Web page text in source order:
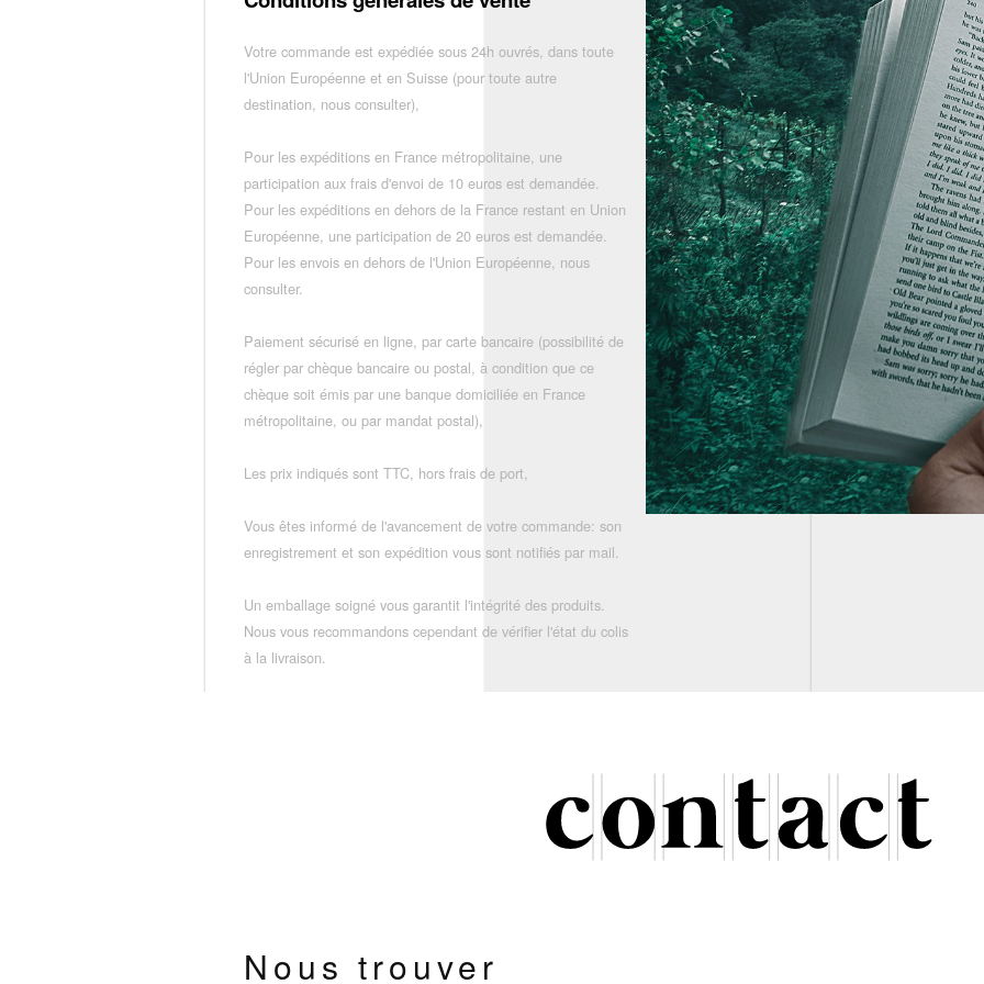
Votre commande est expédiée sous 24h ouvrés, dans toute
l'Union Européenne et en Suisse (pour toute autre
destination, nous consulter),
Pour les expéditions en France métropolitaine, une
participation aux frais d'envoi de 10 euros est demandée.
Pour les expéditions en dehors de la France restant en Union
Européenne, une participation de 20 euros est demandée.
Pour les envois en dehors de l'Union Européenne, nous
consulter.
Paiement sécurisé en ligne, par carte bancaire (possibilité de
régler par chèque bancaire ou postal, à condition que ce
chèque soit émis par une banque domiciliée en France
métropolitaine, ou par mandat postal),
Les prix indiqués sont TTC, hors frais de port,
Vous êtes informé de l'avancement de votre commande: son
enregistrement et son expédition vous sont notifiés par mail.
Un emballage soigné vous garantit l'intégrité des produits.
Nous vous recommandons cependant de vérifier l'état du colis
à la livraison.
Nous trouver